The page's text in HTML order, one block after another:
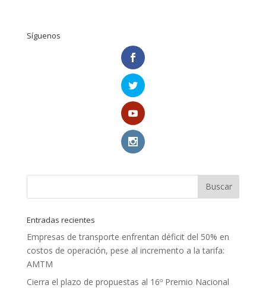
Síguenos
Entradas recientes
Empresas de transporte enfrentan déficit del 50% en
costos de operación, pese al incremento a la tarifa:
AMTM
Cierra el plazo de propuestas al 16º Premio Nacional